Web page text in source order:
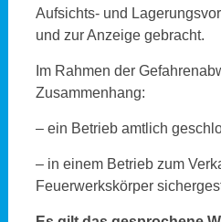
Aufsichts- und
und zur Anzeige gebracht.
Im Rahmen der
Zusammenhang:
– ein Betrieb amtlich
– in einem Betrieb zum
Feuerwerkskörper